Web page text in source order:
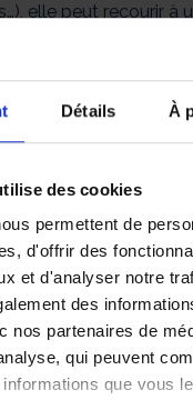
Détails À
des cookies
permettent de
d'offrir des
et d'analyser notre
des
nos partenaires de
qui peuvent
que vous
elle peut recourir à
agence
du centre
à votre disposition
prestations
vos besoins ou à